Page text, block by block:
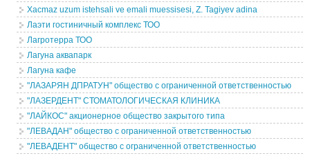
Xacmaz uzum istehsali ve emali muessisesi, Z. Tagiyev adina
Лаэти гостиничный комплекс ТОО
Лагротерра ТОО
Лагуна аквапарк
Лагуна кафе
"ЛАЗАРЯН ДПРАТУН" общество с ограниченной ответственностью
"ЛАЗЕРДЕНТ" СТОМАТОЛОГИЧЕСКАЯ КЛИНИКА
"ЛАЙКОС" акционерное общество закрытого типа
"ЛЕВАДАН" общество с ограниченной ответственностью
"ЛЕВАДЕНТ" общество с ограниченной ответственностью